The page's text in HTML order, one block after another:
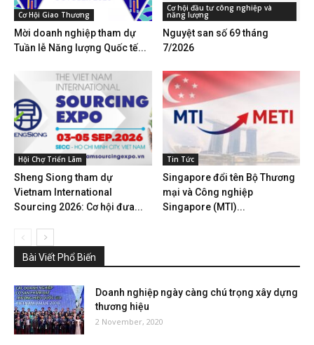
Cơ Hội Giao Thương
Mời doanh nghiệp tham dự
Tuần lễ Năng lượng Quốc tế...
Cơ hội đầu tư công nghiệp và
năng lượng
Nguyệt san số 69 tháng
7/2026
Hội Chợ Triển Lãm
Sheng Siong tham dự
Vietnam International
Sourcing 2026: Cơ hội đưa...
Tin Tức
Singapore đổi tên Bộ Thương
mại và Công nghiệp
Singapore (MTI)...
Bài Viết Phổ Biến
Doanh nghiệp ngày càng chú trọng xây dựng
thương hiệu
2 November, 2020